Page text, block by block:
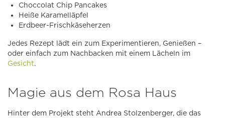
Choccolat Chip Pancakes
Heiße Karamelläpfel
Erdbeer-Frischkäseherzen
Jedes Rezept lädt ein zum Experimentieren, Genießen –
oder einfach zum Nachbacken mit einem Lächeln im
Gesicht.
Magie aus dem Rosa Haus
Hinter dem Projekt steht Andrea Stolzenberger, die das